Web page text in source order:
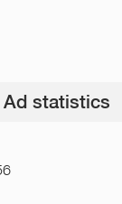
Ad statistics